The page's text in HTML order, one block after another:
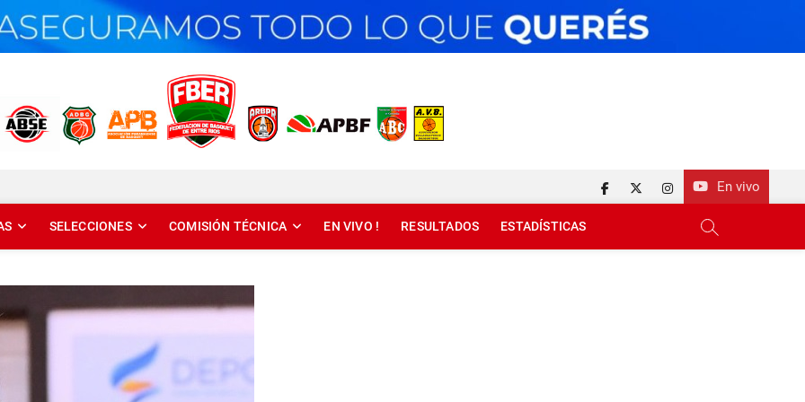
DE ENTRE RÍOS En vivo
facebook
twitterinstagram
SELECCIONES COMISIÓN TÉCNICA EN VIVO ! RESULTADOS ESTADÍSTICAS